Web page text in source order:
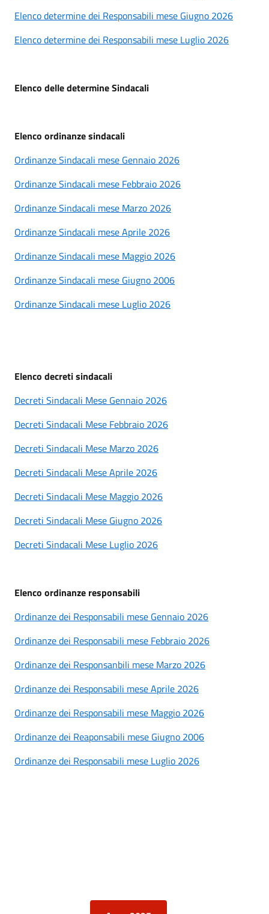
Elenco determine dei Responsabili mese Giugno 2026
Elenco determine dei Responsabili mese Luglio 2026
Elenco delle determine Sindacali
Elenco ordinanze sindacali
Ordinanze Sindacali mese Gennaio 2026
Ordinanze Sindacali mese Febbraio 2026
Ordinanze Sindacali mese Marzo 2026
Ordinanze Sindacali mese Aprile 2026
Ordinanze Sindacali mese Maggio 2026
Ordinanze Sindacali mese Giugno 2006
Ordinanze Sindacali mese Luglio 2026
Elenco decreti sindacali
Decreti Sindacali Mese Gennaio 2026
Decreti Sindacali Mese Febbraio 2026
Decreti Sindacali Mese Marzo 2026
Decreti Sindacali Mese Aprile 2026
Decreti Sindacali Mese Maggio 2026
Decreti Sindacali Mese Giugno 2026
Decreti Sindacali Mese Luglio 2026
Elenco ordinanze responsabili
Ordinanze dei Responsabili mese Gennaio 2026
Ordinanze dei Responsabili mese Febbraio 2026
Ordinanze dei Responsanbili mese Marzo 2026
Ordinanze dei Responsabili mese Aprile 2026
Ordinanze dei Responsabili mese Maggio 2026
Ordinanze dei Reaponsabili mese Giugno 2006
Ordinanze dei Responsabili mese Luglio 2026